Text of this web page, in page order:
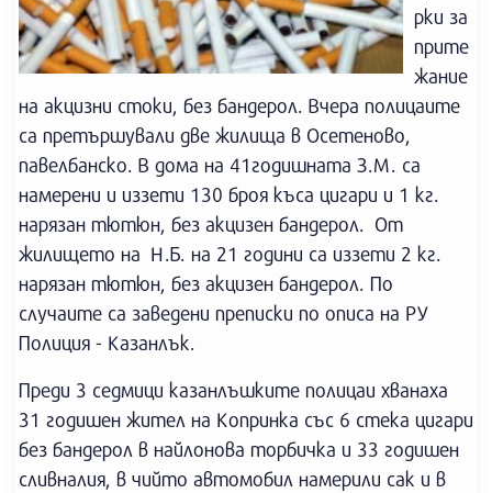
рки за
прите
жание
на акцизни стоки, без бандерол. Вчера полицаите
са претършували две жилища в Осетеново,
павелбанско. В дома на 41годишната З.М. са
намерени и иззети 130 броя къса цигари и 1 кг.
нарязан тютюн, без акцизен бандерол. От
жилището на Н.Б. на 21 години са иззети 2 кг.
нарязан тютюн, без акцизен бандерол. По
случаите са заведени преписки по описа на РУ
Полиция - Казанлък.
Преди 3 седмици казанлъшките полицаи хванаха
31 годишен жител на Копринка със 6 стека цигари
без бандерол в найлонова торбичка и 33 годишен
сливналия, в чийто автомобил намерили сак и в